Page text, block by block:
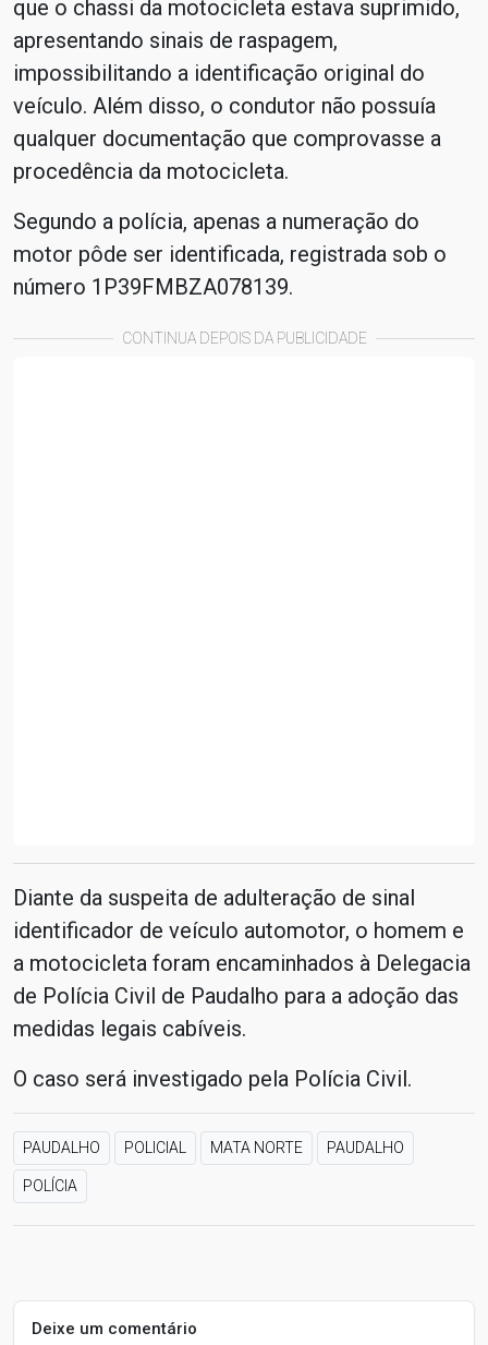
que o chassi da motocicleta estava suprimido,
apresentando sinais de raspagem,
impossibilitando a identificação original do
veículo. Além disso, o condutor não possuía
qualquer documentação que comprovasse a
procedência da motocicleta.
Segundo a polícia, apenas a numeração do
motor pôde ser identificada, registrada sob o
número 1P39FMBZA078139.
CONTINUA DEPOIS DA PUBLICIDADE
Diante da suspeita de adulteração de sinal
identificador de veículo automotor, o homem e
a motocicleta foram encaminhados à Delegacia
de Polícia Civil de Paudalho para a adoção das
medidas legais cabíveis.
O caso será investigado pela Polícia Civil.
PAUDALHO POLICIAL MATA NORTE PAUDALHO
POLÍCIA
Deixe um comentário